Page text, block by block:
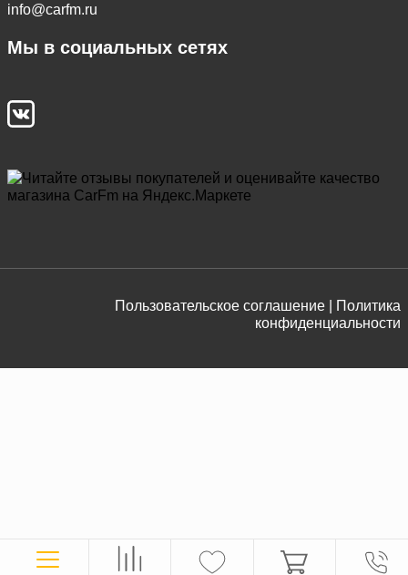
info@carfm.ru
Мы в социальных сетях
Пользовательское соглашение |
Политика
конфиденциальности